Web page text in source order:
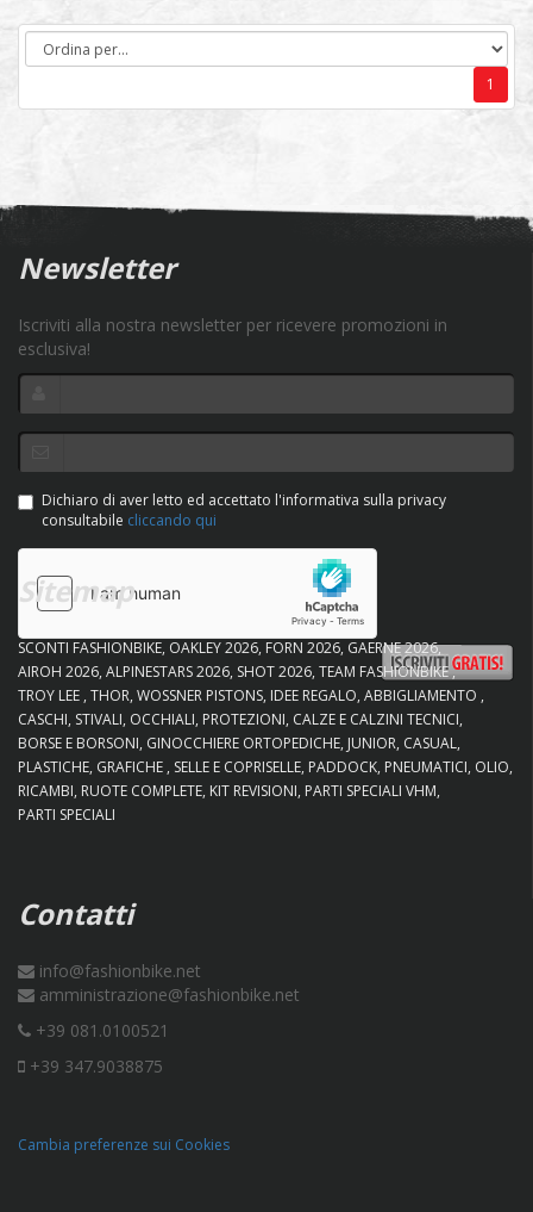
1
Newsletter
Iscriviti alla nostra newsletter per ricevere promozioni in
esclusiva!
Dichiaro di aver letto ed accettato l'informativa sulla privacy
consultabile cliccando qui
Sitemap
SCONTI FASHIONBIKE OAKLEY 2026 FORN 2026 GAERNE 2026
AIROH 2026 ALPINESTARS 2026 SHOT 2026 TEAM FASHIONBIKE
TROY LEE THOR WOSSNER PISTONS IDEE REGALO ABBIGLIAMENTO
CASCHI STIVALI OCCHIALI PROTEZIONI CALZE E CALZINI TECNICI
BORSE E BORSONI GINOCCHIERE ORTOPEDICHE JUNIOR CASUAL
PLASTICHE GRAFICHE SELLE E COPRISELLE PADDOCK PNEUMATICI OLIO
RICAMBI RUOTE COMPLETE KIT REVISIONI PARTI SPECIALI VHM
PARTI SPECIALI
Contatti
info@fashionbike.net
amministrazione@fashionbike.net
+39 081.0100521
+39 347.9038875
Cambia preferenze sui Cookies